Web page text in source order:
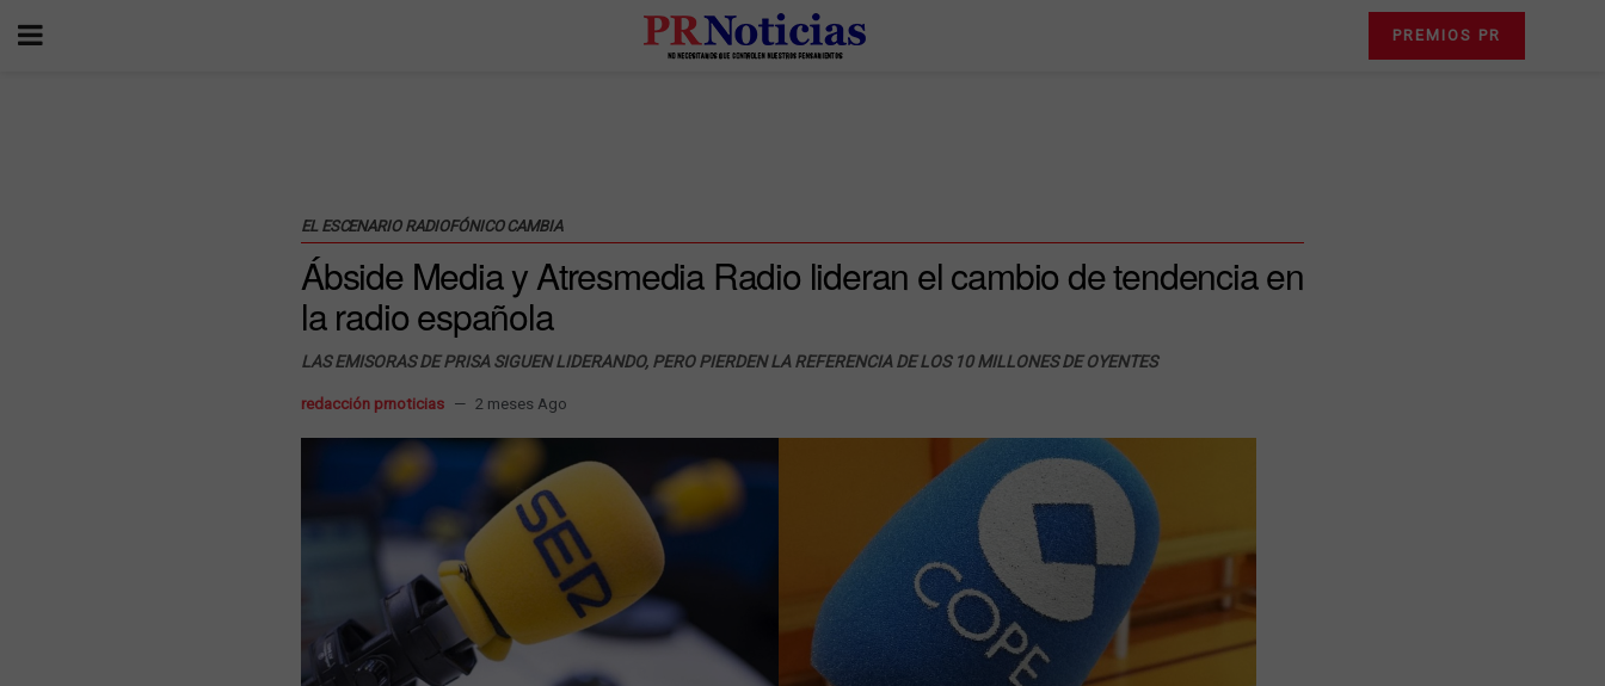
PREMIOS PR
EL ESCENARIO RADIOFÓNICO CAMBIA
Ábside Media y Atresmedia Radio lideran el cambio de tendencia en
la radio española
LAS EMISORAS DE PRISA SIGUEN LIDERANDO, PERO PIERDEN LA REFERENCIA DE LOS 10 MILLONES DE OYENTES
redacción prnoticias 2 meses Ago